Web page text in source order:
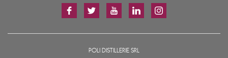
POLI DISTILLERIE SRL